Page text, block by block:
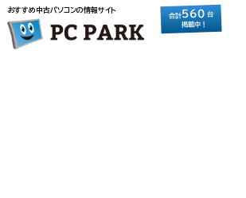
おすすめ中古パソコンの情報サイト
合計560 台
掲載中！